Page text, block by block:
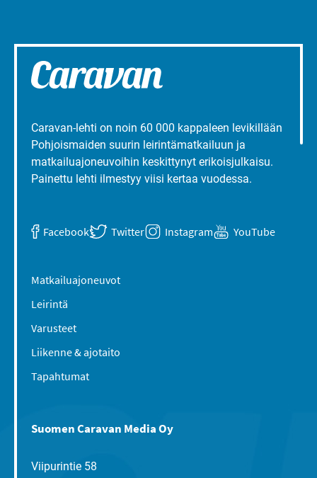
Caravan-lehti on noin 60 000 kappaleen levikillään
Pohjoismaiden suurin leirintämatkailuun ja
matkailuajoneuvoihin keskittynyt erikoisjulkaisu.
Painettu lehti ilmestyy viisi kertaa vuodessa.
Facebook Twitter Instagram YouTube
Matkailuajoneuvot
Leirintä
Varusteet
Liikenne & ajotaito
Tapahtumat
Suomen Caravan Media Oy
Viipurintie 58